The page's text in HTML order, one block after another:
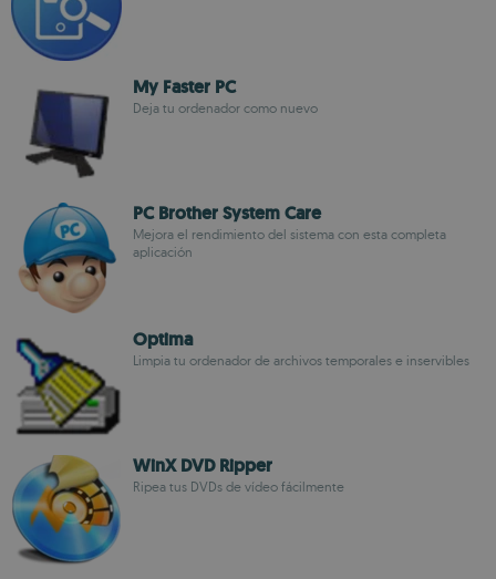
My Faster PC
Deja tu ordenador como nuevo
PC Brother System Care
Mejora el rendimiento del sistema con esta completa
aplicación
Optima
Limpia tu ordenador de archivos temporales e inservibles
WinX DVD Ripper
Ripea tus DVDs de vídeo fácilmente